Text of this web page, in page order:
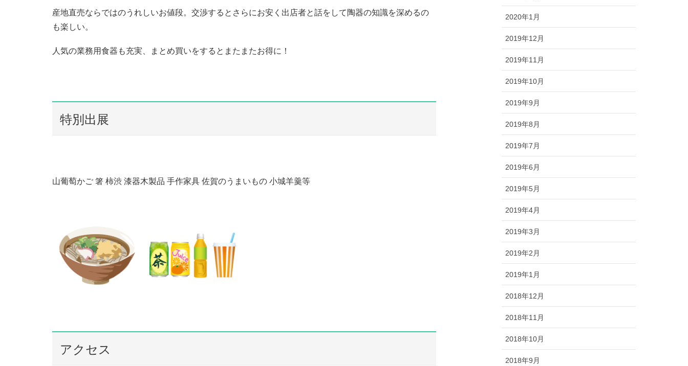
産地直売ならではのうれしいお値段。交渉するとさらにお安く出店者と話をして陶器の知識を深めるの
も楽しい。
人気の業務用食器も充実、まとめ買いをするとまたまたお得に！
特別出展
山葡萄かご 箸 柿渋 漆器木製品 手作家具 佐賀のうまいもの 小城羊羹等
アクセス
2020年1月
2019年12月
2019年11月
2019年10月
2019年9月
2019年8月
2019年7月
2019年6月
2019年5月
2019年4月
2019年3月
2019年2月
2019年1月
2018年12月
2018年11月
2018年10月
2018年9月